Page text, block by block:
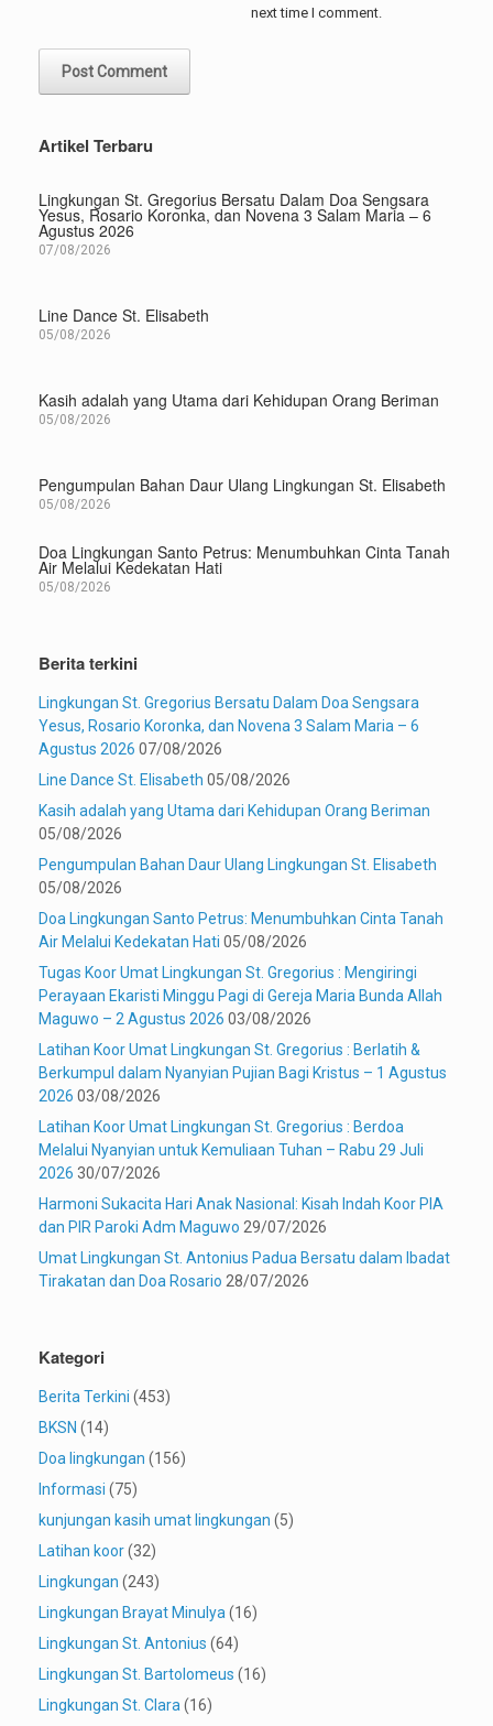
next time I comment.
Artikel Terbaru
Lingkungan St. Gregorius Bersatu Dalam Doa Sengsara
Yesus, Rosario Koronka, dan Novena 3 Salam Maria – 6
Agustus 2026
07/08/2026
Line Dance St. Elisabeth
05/08/2026
Kasih adalah yang Utama dari Kehidupan Orang Beriman
05/08/2026
Pengumpulan Bahan Daur Ulang Lingkungan St. Elisabeth
05/08/2026
Doa Lingkungan Santo Petrus: Menumbuhkan Cinta Tanah
Air Melalui Kedekatan Hati
05/08/2026
Berita terkini
Lingkungan St. Gregorius Bersatu Dalam Doa Sengsara
Yesus, Rosario Koronka, dan Novena 3 Salam Maria – 6
Agustus 2026 07/08/2026
Line Dance St. Elisabeth 05/08/2026
Kasih adalah yang Utama dari Kehidupan Orang Beriman
05/08/2026
Pengumpulan Bahan Daur Ulang Lingkungan St. Elisabeth
05/08/2026
Doa Lingkungan Santo Petrus: Menumbuhkan Cinta Tanah
Air Melalui Kedekatan Hati 05/08/2026
Tugas Koor Umat Lingkungan St. Gregorius : Mengiringi
Perayaan Ekaristi Minggu Pagi di Gereja Maria Bunda Allah
Maguwo – 2 Agustus 2026 03/08/2026
Latihan Koor Umat Lingkungan St. Gregorius : Berlatih &
Berkumpul dalam Nyanyian Pujian Bagi Kristus – 1 Agustus
2026 03/08/2026
Latihan Koor Umat Lingkungan St. Gregorius : Berdoa
Melalui Nyanyian untuk Kemuliaan Tuhan – Rabu 29 Juli
2026 30/07/2026
Harmoni Sukacita Hari Anak Nasional: Kisah Indah Koor PIA
dan PIR Paroki Adm Maguwo 29/07/2026
Umat Lingkungan St. Antonius Padua Bersatu dalam Ibadat
Tirakatan dan Doa Rosario 28/07/2026
Kategori
Berita Terkini (453)
BKSN (14)
Doa lingkungan (156)
Informasi (75)
kunjungan kasih umat lingkungan (5)
Latihan koor(32)
Lingkungan (243)
Lingkungan Brayat Minulya(16)
Lingkungan St. Antonius (64)
Lingkungan St. Bartolomeus (16)
Lingkungan St. Clara(16)